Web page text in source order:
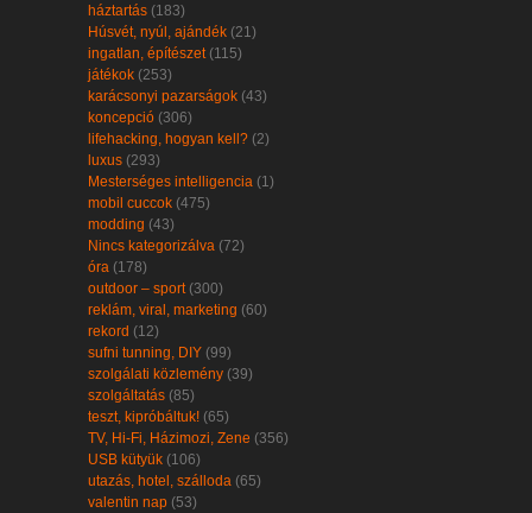
háztartás (183)
Húsvét, nyúl, ajándék (21)
ingatlan, építészet (115)
játékok (253)
karácsonyi pazarságok (43)
koncepció (306)
lifehacking, hogyan kell? (2)
luxus (293)
Mesterséges intelligencia (1)
mobil cuccok (475)
modding (43)
Nincs kategorizálva (72)
óra (178)
outdoor – sport (300)
reklám, viral, marketing (60)
rekord (12)
sufni tunning, DIY (99)
szolgálati közlemény (39)
szolgáltatás (85)
teszt, kipróbáltuk! (65)
TV, Hi-Fi, Házimozi, Zene (356)
USB kütyük (106)
utazás, hotel, szálloda (65)
valentin nap (53)